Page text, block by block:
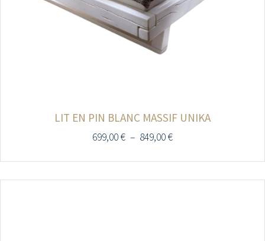
LIT EN PIN BLANC MASSIF UNIKA
699,00€ – 849,00€